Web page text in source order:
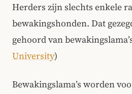
Herders zijn slechts enkele
bewakingshonden. Dat
gehoord van
University)
Bewakingslama’s worden